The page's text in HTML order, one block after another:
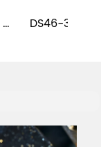
DS46-36